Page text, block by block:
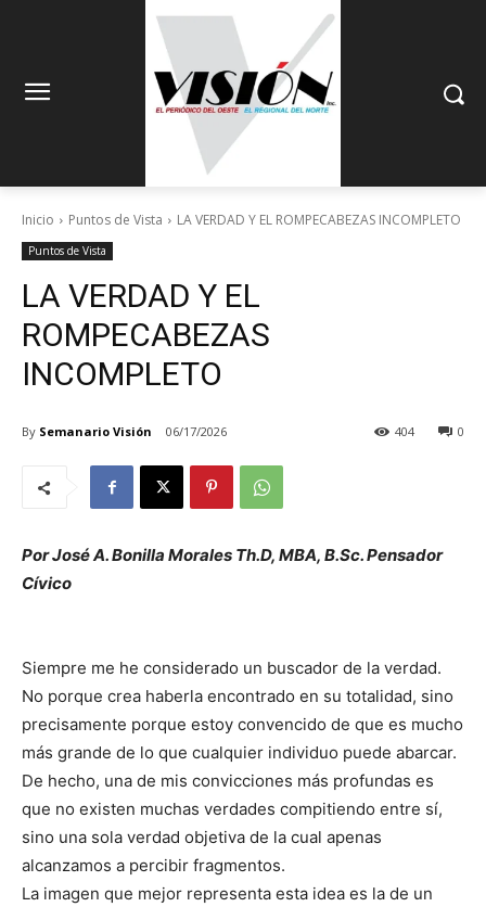
Inicio Puntos de Vista LA VERDAD Y EL ROMPECABEZAS INCOMPLETO
Puntos de Vista
LA VERDAD Y EL
ROMPECABEZAS
INCOMPLETO
By Semanario Visión 06/17/2026 0
404
Por José A. Bonilla Morales Th.D, MBA, B.Sc. Pensador
Cívico
Siempre me he considerado un buscador de la verdad.
No porque crea haberla encontrado en su totalidad, sino
precisamente porque estoy convencido de que es mucho
más grande de lo que cualquier individuo puede abarcar.
De hecho, una de mis convicciones más profundas es
que no existen muchas verdades compitiendo entre sí,
sino una sola verdad objetiva de la cual apenas
alcanzamos a percibir fragmentos.
La imagen que mejor representa esta idea es la de un